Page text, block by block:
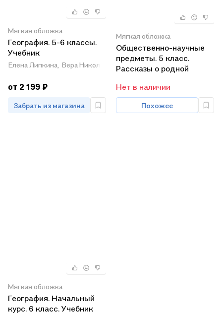
Мягкая обложка
География. 5-6 классы.
Учебник
Елена Липкина, Вера Николина, Александр Алексеев
от 2 199 ₽
Забрать из магазина
Мягкая обложка
Общественно-научные
предметы. 5 класс.
Рассказы о родной
общеобразовательных
организаций
Нет в наличии
Похожее
Мягкая обложка
География. Начальный
курс. 6 класс. Учебник